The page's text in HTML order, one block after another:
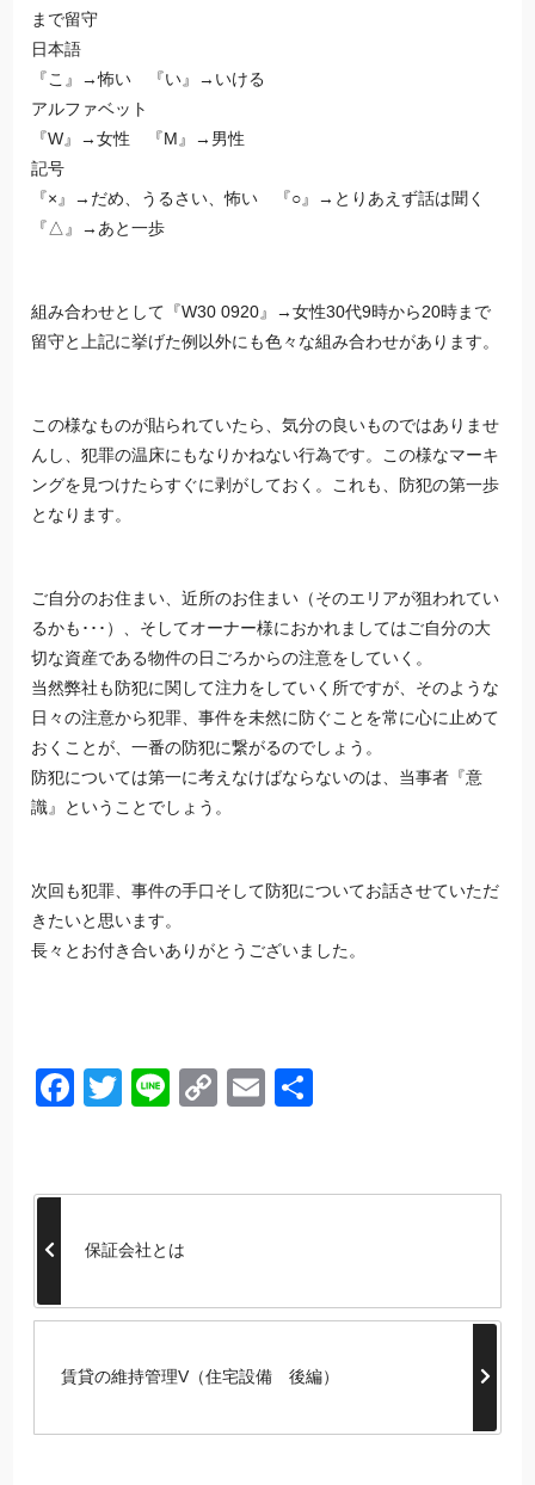
まで留守
日本語
『こ』→怖い 『い』→いける
アルファベット
『W』→女性 『M』→男性
記号
『×』→だめ、うるさい、怖い 『○』→とりあえず話は聞く
『△』→あと一歩
組み合わせとして『W30 0920』→女性30代9時から20時まで
留守と上記に挙げた例以外にも色々な組み合わせがあります。
この様なものが貼られていたら、気分の良いものではありませ
んし、犯罪の温床にもなりかねない行為です。この様なマーキ
ングを見つけたらすぐに剥がしておく。これも、防犯の第一歩
となります。
ご自分のお住まい、近所のお住まい（そのエリアが狙われてい
るかも･･･）、そしてオーナー様におかれましてはご自分の大
切な資産である物件の日ごろからの注意をしていく。
当然弊社も防犯に関して注力をしていく所ですが、そのような
日々の注意から犯罪、事件を未然に防ぐことを常に心に止めて
おくことが、一番の防犯に繋がるのでしょう。
防犯については第一に考えなけばならないのは、当事者『意
識』ということでしょう。
次回も犯罪、事件の手口そして防犯についてお話させていただ
きたいと思います。
長々とお付き合いありがとうございました。
Facebook
Twitter
LineCopyEmail
保証会社とは
賃貸の維持管理V（住宅設備 後編）